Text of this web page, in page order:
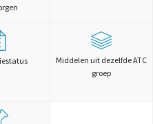
Middelen uit dezelfde ATC
groep